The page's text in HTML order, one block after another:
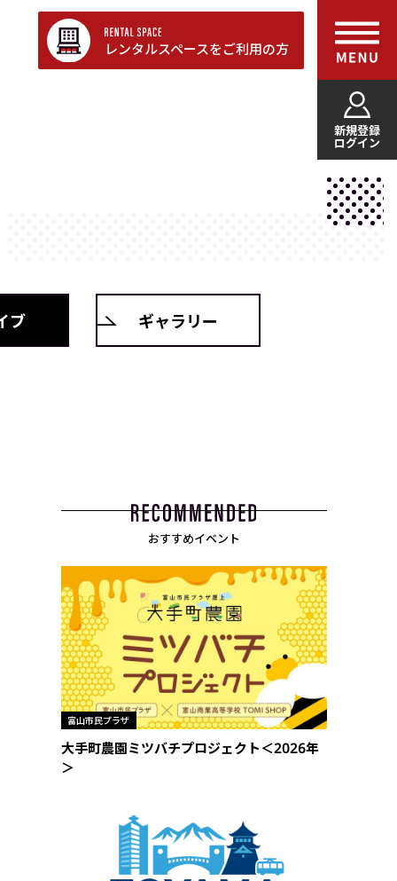
新規登録
ログイン
レンタルスペースをご利用の方
ブ ギャラリー
おすすめイベント
富山市民プラザ
大手町農園ミツバチプロジェクト＜2026年
＞